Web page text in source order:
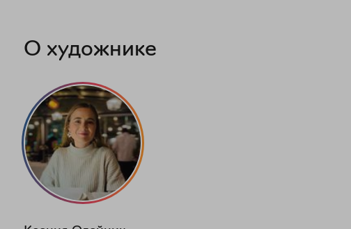
О художнике